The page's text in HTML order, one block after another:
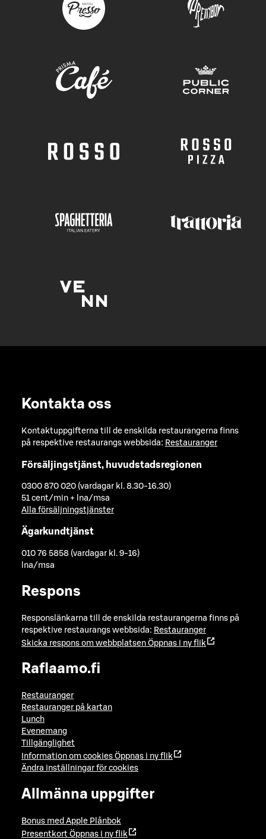
Kontakta oss
Kontaktuppgifterna till de enskilda restaurangerna finns
på respektive restaurangs webbsida: Restauranger
Försäljingstjänst, huvudstadsregionen
0300 870 020 (vardagar kl. 8.30-16.30)
51 cent/min + lna/msa
Alla försäljningstjänster
Ägarkundtjänst
010 76 5858 (vardagar kl. 9-16)
lna/msa
Respons
Responslänkarna till de enskilda restaurangerna finns på
respektive restaurangs webbsida: Restauranger
Skicka respons om webbplatsen Öppnas i ny flik
Raflaamo.fi
Restauranger
Restauranger på kartan
Lunch
Evenemang
Tillgänglighet
Information om cookies Öppnas i ny flik
Ändra inställningar för cookies
Allmänna uppgifter
Bonus med Apple Plånbok
Presentkort Öppnas i ny flik